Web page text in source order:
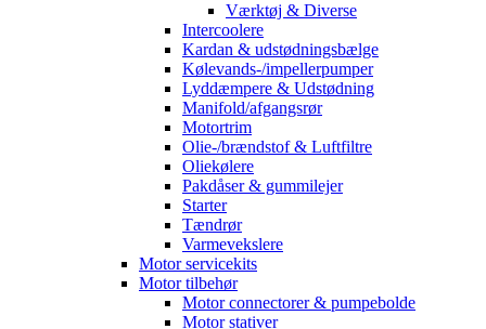
Værktøj & Diverse
Intercoolere
Kardan & udstødningsbælge
Kølevands-/impellerpumper
Lyddæmpere & Udstødning
Manifold/afgangsrør
Motortrim
Olie-/brændstof & Luftfiltre
Oliekølere
Pakdåser & gummilejer
Starter
Tændrør
Varmevekslere
Motor servicekits
Motor tilbehør
Motor connectorer & pumpebolde
Motor stativer